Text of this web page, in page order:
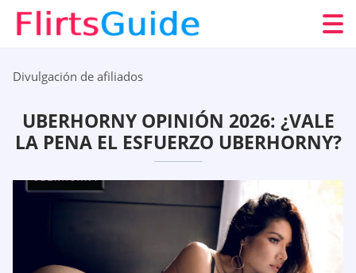
Divulgación de afiliados
UBERHORNY OPINIÓN 2026: ¿VALE
LA PENA EL ESFUERZO UBERHORNY?